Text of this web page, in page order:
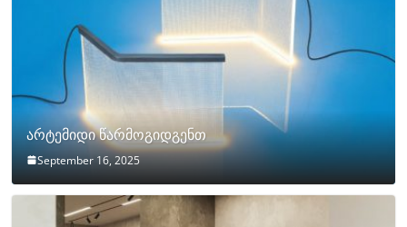
არტემიდი წარმოგიდგენთ
September 16, 2025